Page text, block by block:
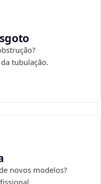
tubulação.
novos modelos?